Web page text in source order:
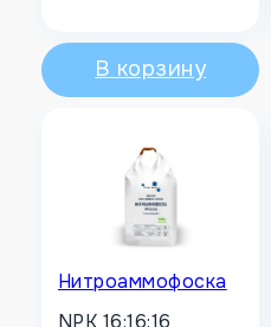
В корзину
Нитроаммофоска
NPK 16:16:16